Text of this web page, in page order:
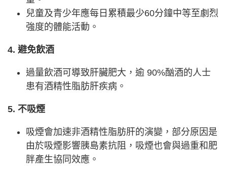
兒童及青少年應每日累積最少60分鐘中等至劇烈
強度的體能活動。
4. 避免飲酒
過量飲酒可導致肝臟肥大，逾 90%酗酒的人士
患有酒精性脂肪肝疾病。
5. 不吸煙
吸煙會加速非酒精性脂肪肝的演變，部分原因是
由於吸煙影響胰島素抗阻，吸煙也會與過重和肥
胖產生協同效應。